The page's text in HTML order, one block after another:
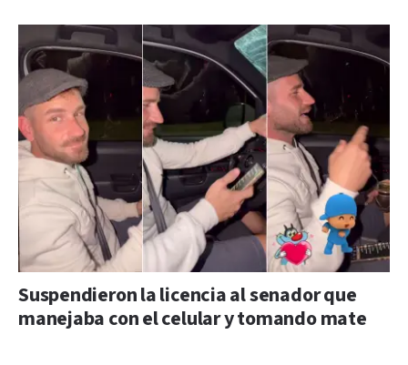
Suspendieron la licencia al senador que
manejaba con el celular y tomando mate